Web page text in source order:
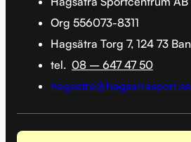
Org 556073-8311
Hagsätra Torg 7, 124 73
tel. 08 – 647 47 50
hagsatra@hagsatrasport.se